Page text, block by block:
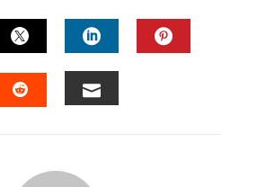
TWITTERLINKEDIN